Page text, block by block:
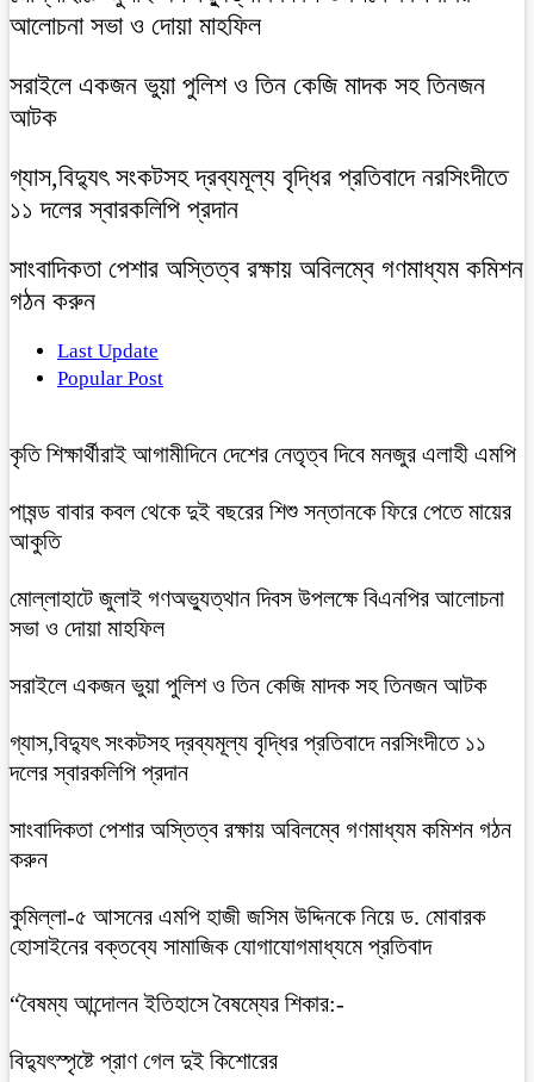
আলোচনা সভা ও দোয়া মাহফিল
সরাইলে একজন ভুয়া পুলিশ ও তিন কেজি মাদক সহ তিনজন
আটক
গ্যাস,বিদ্যুৎ সংকটসহ দ্রব্যমূল্য বৃদ্ধির প্রতিবাদে নরসিংদীতে
১১ দলের স্বারকলিপি প্রদান
সাংবাদিকতা পেশার অস্তিত্ব রক্ষায় অবিলম্বে গণমাধ্যম কমিশন
গঠন করুন
Last Update
Popular Post
কৃতি শিক্ষার্থীরাই আগামীদিনে দেশের নেতৃত্ব দিবে মনজুর এলাহী এমপি
পাষন্ড বাবার কবল থেকে দুই বছরের শিশু সন্তানকে ফিরে পেতে মায়ের
আকুতি
মোল্লাহাটে জুলাই গণঅভ্যুত্থান দিবস উপলক্ষে বিএনপির আলোচনা
সভা ও দোয়া মাহফিল
সরাইলে একজন ভুয়া পুলিশ ও তিন কেজি মাদক সহ তিনজন আটক
গ্যাস,বিদ্যুৎ সংকটসহ দ্রব্যমূল্য বৃদ্ধির প্রতিবাদে নরসিংদীতে ১১
দলের স্বারকলিপি প্রদান
সাংবাদিকতা পেশার অস্তিত্ব রক্ষায় অবিলম্বে গণমাধ্যম কমিশন গঠন
করুন
কুমিল্লা-৫ আসনের এমপি হাজী জসিম উদ্দিনকে নিয়ে ড. মোবারক
হোসাইনের বক্তব্যে সামাজিক যোগাযোগমাধ্যমে প্রতিবাদ
“বৈষম্য আন্দোলন ইতিহাসে বৈষম্যের শিকার:-
বিদ্যুৎস্পৃষ্টে প্রাণ গেল দুই কিশোরের